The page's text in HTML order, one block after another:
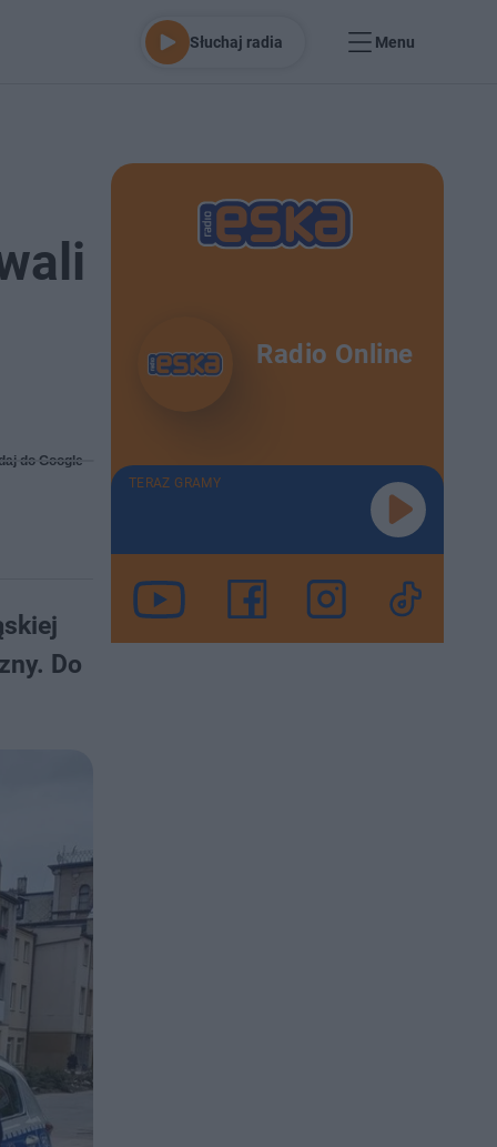
Słuchaj radia Menu
do Google
Do
Radio Online
TERAZ GRAMY